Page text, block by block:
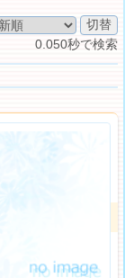
0.050秒で検索